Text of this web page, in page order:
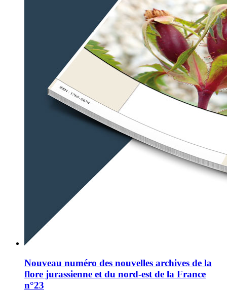
Nouveau numéro des nouvelles archives de la
flore jurassienne et du nord-est de la France
n°23